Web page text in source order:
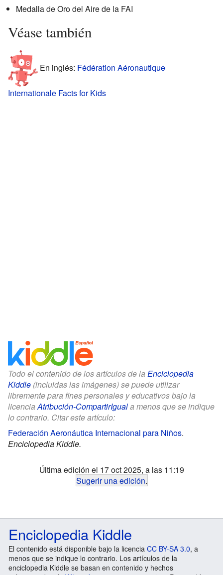
Medalla de Oro del Aire de la FAI
Véase también
En inglés: Fédération Aéronautique
Internationale Facts for Kids
Todo el contenido de los artículos de la Enciclopedia
Kiddle (incluidas las imágenes) se puede utilizar
libremente para fines personales y educativos bajo la
licenciaAtribución-CompartirIguala menos que se indique
lo contrario. Citar este artículo:
Federación Aeronáutica Internacional para Niños.
Enciclopedia Kiddle.
Última edición el 17 oct 2025, a las 11:19
Sugerir una edición.
Enciclopedia Kiddle
El contenido está disponible bajo la licencia CC BY-SA 3.0, a
menos que se indique lo contrario. Los artículos de la
enciclopedia Kiddle se basan en contenido y hechos